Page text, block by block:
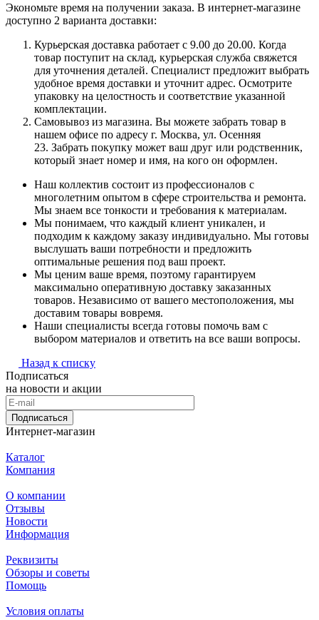
Экономьте время на получении заказа. В интернет-магазине
доступно 2 варианта доставки:
Курьерская доставка работает с 9.00 до 20.00. Когда
товар поступит на склад, курьерская служба свяжется
для уточнения деталей. Специалист предложит выбрать
удобное время доставки и уточнит адрес. Осмотрите
упаковку на целостность и соответствие указанной
комплектации.
Самовывоз из магазина. Вы можете забрать товар в
нашем офисе по адресу г. Москва, ул. Осенняя
23. Забрать покупку может ваш друг или родственник,
который знает номер и имя, на кого он оформлен.
Наш коллектив состоит из профессионалов с
многолетним опытом в сфере строительства и ремонта.
Мы знаем все тонкости и требования к материалам.
Мы понимаем, что каждый клиент уникален, и
подходим к каждому заказу индивидуально. Мы готовы
выслушать ваши потребности и предложить
оптимальные решения под ваш проект.
Мы ценим ваше время, поэтому гарантируем
максимально оперативную доставку заказанных
товаров. Независимо от вашего местоположения, мы
доставим товары вовремя.
Наши специалисты всегда готовы помочь вам с
выбором материалов и ответить на все ваши вопросы.
Назад к списку
Подписаться
на новости и акции
Подписаться
Интернет-магазин
Каталог
Компания
О компании
Отзывы
Новости
Информация
Реквизиты
Обзоры и советы
Помощь
Условия оплаты